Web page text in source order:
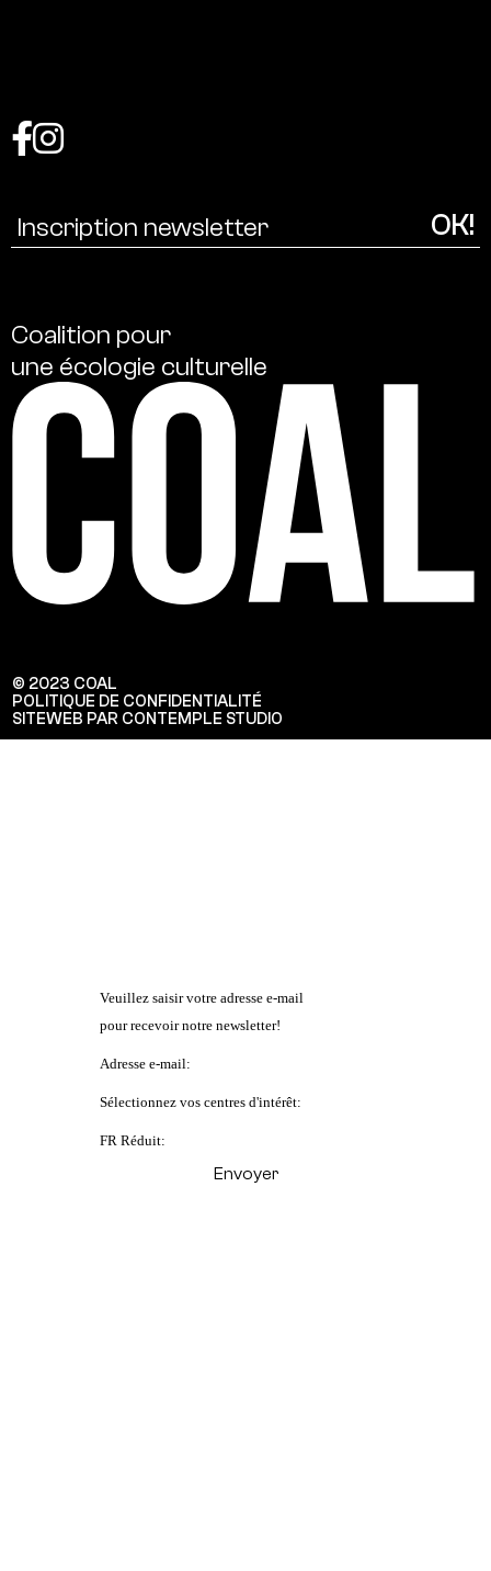
Coalition pour
une écologie culturelle
© 2023 COAL
POLITIQUE DE CONFIDENTIALITÉ
SITEWEB PAR CONTEMPLE STUDIO
Veuillez saisir votre adresse e-mail
pour recevoir notre newsletter!
Adresse e-mail:
Sélectionnez vos centres d'intérêt:
FR Réduit: